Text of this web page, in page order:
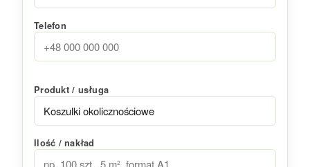
Telefon
Produkt / usługa
Ilość / nakład